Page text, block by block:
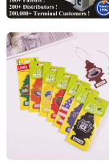
Hangzhou Qirui
Zhejiang,